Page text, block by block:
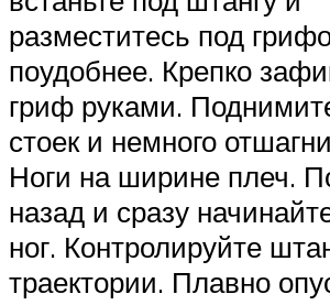
разместитесь под
поудобнее. Крепко
гриф руками.
стоек и немного
Ноги на ширине плеч.
назад и сразу
ног. Контролируйте
траектории. Плавно